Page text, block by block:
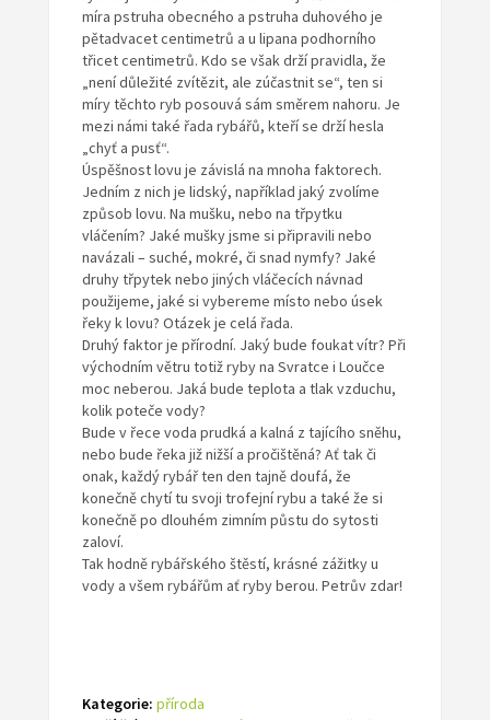
míra pstruha obecného a pstruha duhového je
pětadvacet centimetrů a u lipana podhorního
třicet centimetrů. Kdo se však drží pravidla, že
„není důležité zvítězit, ale zúčastnit se“, ten si
míry těchto ryb posouvá sám směrem nahoru. Je
mezi námi také řada rybářů, kteří se drží hesla
„chyť a pusť“.
Úspěšnost lovu je závislá na mnoha faktorech.
Jedním z nich je lidský, například jaký zvolíme
způsob lovu. Na mušku, nebo na třpytku
vláčením? Jaké mušky jsme si připravili nebo
navázali – suché, mokré, či snad nymfy? Jaké
druhy třpytek nebo jiných vláčecích návnad
použijeme, jaké si vybereme místo nebo úsek
řeky k lovu? Otázek je celá řada.
Druhý faktor je přírodní. Jaký bude foukat vítr? Při
východním větru totiž ryby na Svratce i Loučce
moc neberou. Jaká bude teplota a tlak vzduchu,
kolik poteče vody?
Bude v řece voda prudká a kalná z tajícího sněhu,
nebo bude řeka již nižší a pročištěná? Ať tak či
onak, každý rybář ten den tajně doufá, že
konečně chytí tu svoji trofejní rybu a také že si
konečně po dlouhém zimním půstu do sytosti
zaloví.
Tak hodně rybářského štěstí, krásné zážitky u
vody a všem rybářům ať ryby berou. Petrův zdar!
Kategorie: příroda